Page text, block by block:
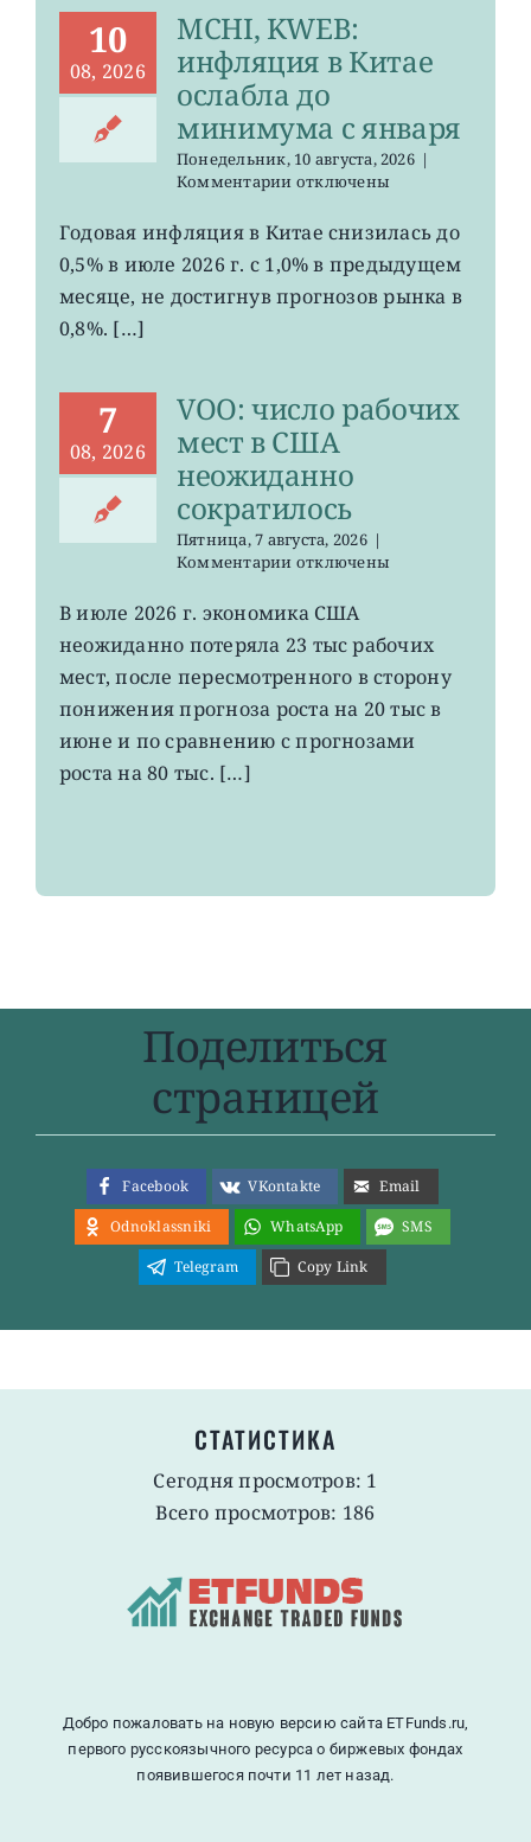
10
08, 2026
MCHI, KWEB:
инфляция в Китае
ослабла до
минимума с января
Понедельник, 10 августа, 2026 |
Комментариик
MCHI,
KWEB:
инфляция
в
Китае
с
января
отключены
Годовая инфляция в Китае снизилась до
0,5% в июле 2026 г. с 1,0% в предыдущем
месяце, не достигнув прогнозов рынка в
0,8%. […]
7
08, 2026
VOO: число рабочих
мест в США
неожиданно
сократилось
Пятница, 7 августа, 2026 |
Комментариик
VOO:
рабочих
мест
США
неожиданно
отключены
В июле 2026 г. экономика США
неожиданно потеряла 23 тыс рабочих
мест, после пересмотренного в сторону
понижения прогноза роста на 20 тыс в
июне и по сравнению с прогнозами
роста на 80 тыс. […]
Поделиться
страницей
Facebook VKontakte
Email
Odnoklassniki
WhatsApp
SMS
Telegram
Copy Link
СТАТИСТИКА
Сегодня просмотров: 1
Всего просмотров: 186
Добро пожаловать на новую версию сайта ETFunds.ru,
первого русскоязычного ресурса о биржевых фондах
появившегося почти 11 лет назад.